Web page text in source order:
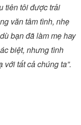
tiên tôi được trải
văn tâm tình, nhẹ
bạn đã làm mẹ hay
biệt, nhưng tình
tất cả chúng ta”.